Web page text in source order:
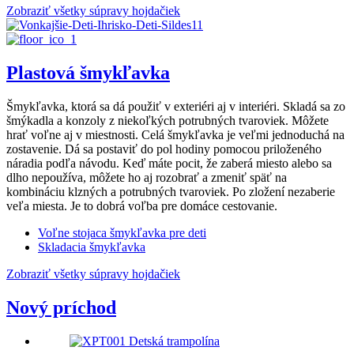
Zobraziť všetky súpravy hojdačiek
Plastová šmykľavka
Šmykľavka, ktorá sa dá použiť v exteriéri aj v interiéri. Skladá sa zo
šmýkadla a konzoly z niekoľkých potrubných tvaroviek. Môžete
hrať voľne aj v miestnosti. Celá šmykľavka je veľmi jednoduchá na
zostavenie. Dá sa postaviť do pol hodiny pomocou priloženého
náradia podľa návodu. Keď máte pocit, že zaberá miesto alebo sa
dlho nepoužíva, môžete ho aj rozobrať a zmeniť späť na
kombináciu klzných a potrubných tvaroviek. Po zložení nezaberie
veľa miesta. Je to dobrá voľba pre domáce cestovanie.
Voľne stojaca šmykľavka pre deti
Skladacia šmykľavka
Zobraziť všetky súpravy hojdačiek
Nový príchod